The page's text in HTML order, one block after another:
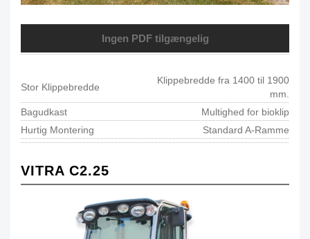
Ingen PDF tilgængelig
Stor Klippebredde
Klippebredde fra 1400 til 1900
mm.
Bagudkast
Multighed for bioklip
Hurtig Montering
Standard A-Ramme
VITRA C2.25